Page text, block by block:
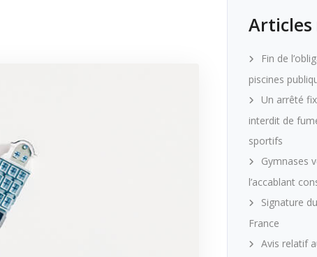
Articles
Fin de
piscines
Un arrêté
interdit de
sportifs
Gymnases
l’accablant
Signature
France
Avis relatif